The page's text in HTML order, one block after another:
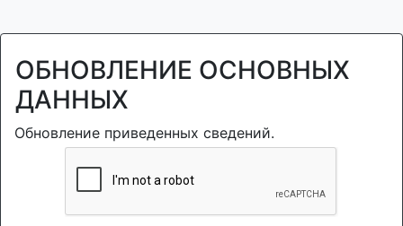
ОБНОВЛЕНИЕ ОСНОВНЫХ
ДАННЫХ
Обновление приведенных сведений.